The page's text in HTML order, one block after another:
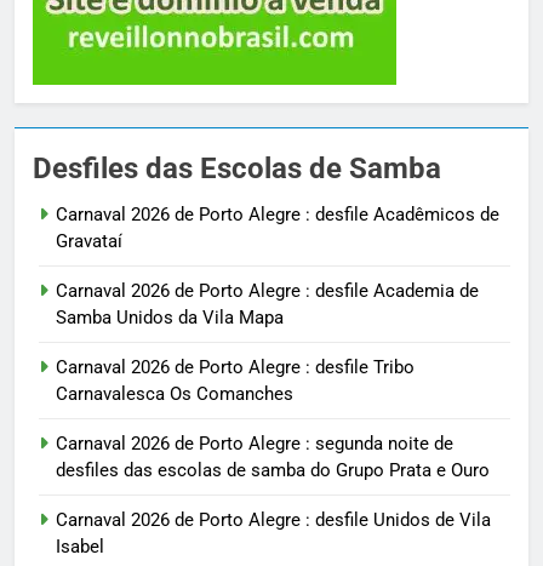
Desfiles das Escolas de Samba
Carnaval 2026 de Porto Alegre : desfile Acadêmicos de
Gravataí
Carnaval 2026 de Porto Alegre : desfile Academia de
Samba Unidos da Vila Mapa
Carnaval 2026 de Porto Alegre : desfile Tribo
Carnavalesca Os Comanches
Carnaval 2026 de Porto Alegre : segunda noite de
desfiles das escolas de samba do Grupo Prata e Ouro
Carnaval 2026 de Porto Alegre : desfile Unidos de Vila
Isabel